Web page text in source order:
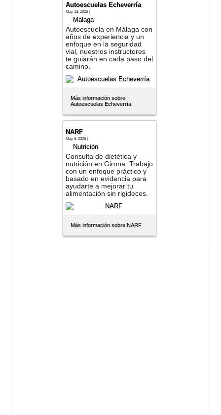
Autoescuelas Echeverría
May 13, 2026 |
Málaga
Autoescuela en Málaga con
años de experiencia y un
enfoque en la seguridad
vial, nuestros instructores
te guiarán en cada paso del
camino.
Más información sobre
Autoescuelas Echeverría
NARF
May 6, 2026 |
Nutrición
Consulta de dietética y
nutrición en Girona. Trabajo
con un enfoque práctico y
basado en evidencia para
ayudarte a mejorar tu
alimentación sin rigideces.
Más información sobre NARF